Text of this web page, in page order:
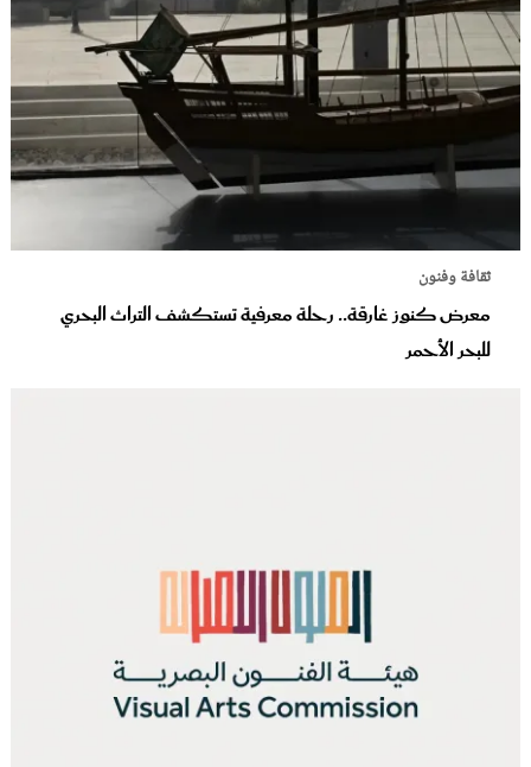
ثقافة وفنون
معرض كنوز غارقة.. رحلة معرفية تستكشف التراث البحري
للبحر الأحمر